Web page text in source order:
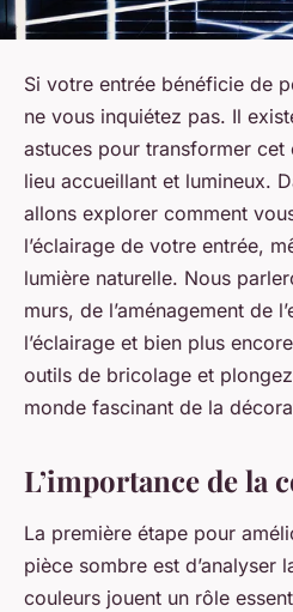
Si votre entrée bénéficie de
ne vous inquiétez pas. Il
astuces pour transformer cet
lieu accueillant et lumineux.
allons explorer comment
l’éclairage de votre entrée,
lumière naturelle. Nous
murs, de l’aménagement de
l’éclairage et bien plus
outils de bricolage et
monde fascinant de la
L’importance de la
La première étape pour
pièce sombre est d’analyser
couleurs jouent un rôle